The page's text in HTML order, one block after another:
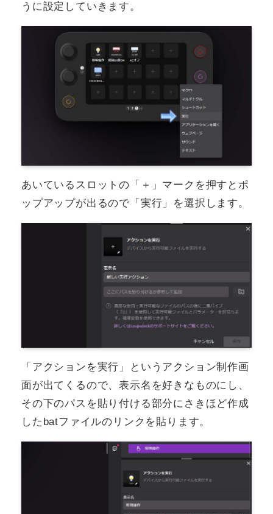
うに設定していきます。
あいているスロットの「＋」マークを押すとポ
ップアップが出るので「実行」を選択します。
「アクションを実行」というアクション制作画
面が出てくるので、表示名を好きなものにし、
その下のパスを貼り付ける部分にさきほど作成
したbatファイルのリンクを貼ります。